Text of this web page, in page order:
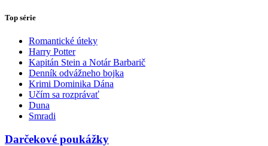
Top série
Romantické úteky
Harry Potter
Kapitán Stein a Notár Barbarič
Denník odvážneho bojka
Krimi Dominika Dána
Učím sa rozprávať
Duna
Smradi
Darčekové poukážky